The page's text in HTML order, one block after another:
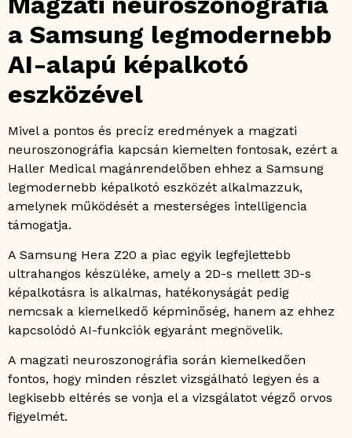
a Samsung legmodernebb
AI-alapú képalkotó
eszközével
Mivel a pontos és precíz eredmények a magzati
neuroszonográfia kapcsán kiemelten fontosak, ezért a
Haller Medical magánrendelőben ehhez a Samsung
legmodernebb képalkotó eszközét alkalmazzuk,
amelynek működését a mesterséges intelligencia
támogatja.
A Samsung Hera Z20 a piac egyik legfejlettebb
ultrahangos készüléke, amely a 2D-s mellett 3D-s
képalkotásra is alkalmas, hatékonyságát pedig
nemcsak a kiemelkedő képminőség, hanem az ehhez
kapcsolódó AI-funkciók egyaránt megnövelik.
A magzati neuroszonográfia során kiemelkedően
fontos, hogy minden részlet vizsgálható legyen és a
legkisebb eltérés se vonja el a vizsgálatot végző orvos
figyelmét.